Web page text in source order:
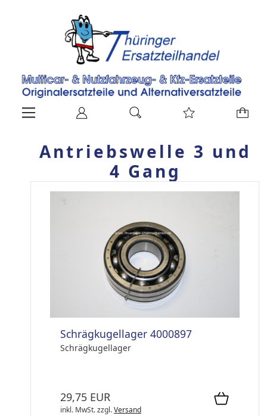
Antriebswelle 3 und
4 Gang
Schrägkugellager 4000897
Schrägkugellager
29,75 EUR
inkl. MwSt.zzgl.Versand